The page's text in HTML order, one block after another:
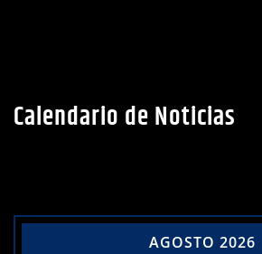
Calendario de Noticias
AGOSTO 2026